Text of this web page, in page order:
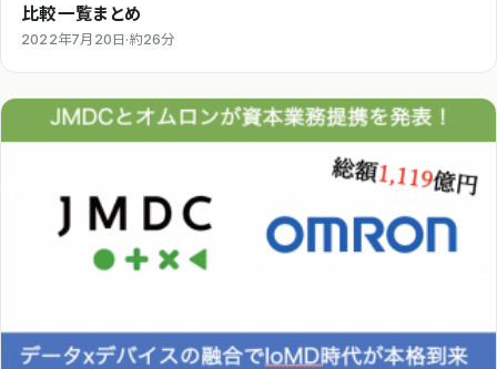
比較一覧まとめ
2022年7月20日 ·約26分